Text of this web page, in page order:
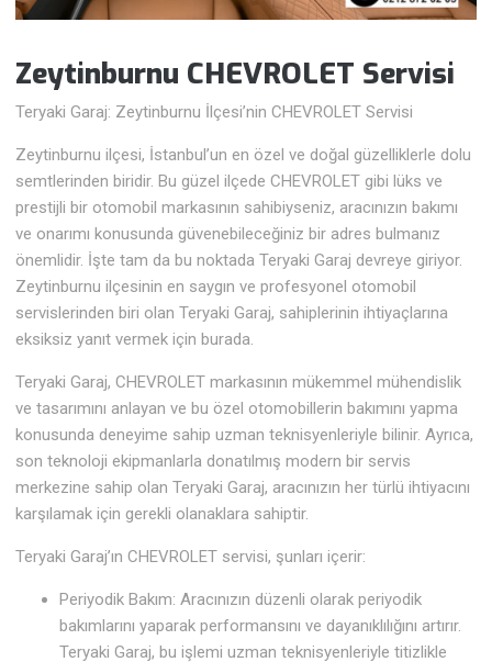
Zeytinburnu CHEVROLET Servisi
Teryaki Garaj: Zeytinburnu İlçesi’nin CHEVROLET Servisi
Zeytinburnu ilçesi, İstanbul’un en özel ve doğal güzelliklerle dolu
semtlerinden biridir. Bu güzel ilçede CHEVROLET gibi lüks ve
prestijli bir otomobil markasının sahibiyseniz, aracınızın bakımı
ve onarımı konusunda güvenebileceğiniz bir adres bulmanız
önemlidir. İşte tam da bu noktada Teryaki Garaj devreye giriyor.
Zeytinburnu ilçesinin en saygın ve profesyonel otomobil
servislerinden biri olan Teryaki Garaj, sahiplerinin ihtiyaçlarına
eksiksiz yanıt vermek için burada.
Teryaki Garaj, CHEVROLET markasının mükemmel mühendislik
ve tasarımını anlayan ve bu özel otomobillerin bakımını yapma
konusunda deneyime sahip uzman teknisyenleriyle bilinir. Ayrıca,
son teknoloji ekipmanlarla donatılmış modern bir servis
merkezine sahip olan Teryaki Garaj, aracınızın her türlü ihtiyacını
karşılamak için gerekli olanaklara sahiptir.
Teryaki Garaj’ın CHEVROLET servisi, şunları içerir:
Periyodik Bakım: Aracınızın düzenli olarak periyodik
bakımlarını yaparak performansını ve dayanıklılığını artırır.
Teryaki Garaj, bu işlemi uzman teknisyenleriyle titizlikle